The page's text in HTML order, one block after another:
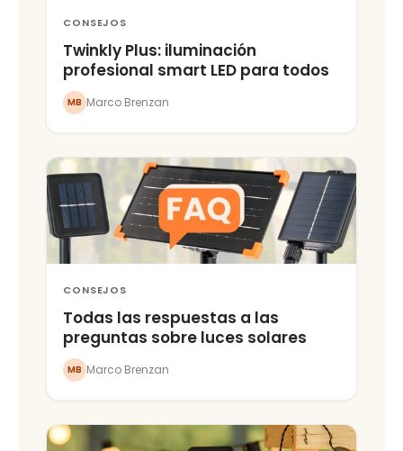
CONSEJOS
Twinkly Plus: iluminación
profesional smart LED para todos
MB Marco Brenzan
CONSEJOS
Todas las respuestas a las
preguntas sobre luces solares
MB Marco Brenzan